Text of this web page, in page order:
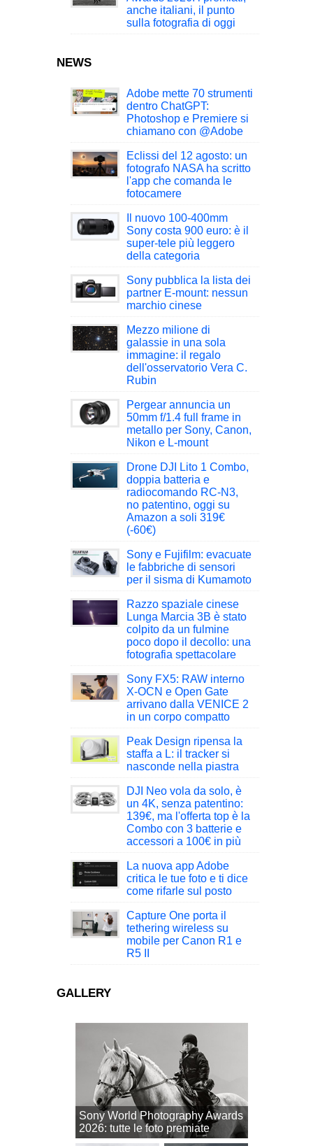
anche italiani, il punto
sulla fotografia di oggi
NEWS
Adobe mette 70 strumenti
dentro ChatGPT:
Photoshop e Premiere si
chiamano con @Adobe
Eclissi del 12 agosto: un
fotografo NASA ha scritto
l'app che comanda le
fotocamere
Il nuovo 100-400mm
Sony costa 900 euro: è il
super-tele più leggero
della categoria
Sony pubblica la lista dei
partner E-mount: nessun
marchio cinese
Mezzo milione di
galassie in una sola
immagine: il regalo
dell'osservatorio Vera C.
Rubin
Pergear annuncia un
50mm f/1.4 full frame in
metallo per Sony, Canon,
Nikon e L-mount
Drone DJI Lito 1 Combo,
doppia batteria e
radiocomando RC-N3,
no patentino, oggi su
Amazon a soli 319€
(-60€)
Sony e Fujifilm: evacuate
le fabbriche di sensori
per il sisma di Kumamoto
Razzo spaziale cinese
Lunga Marcia 3B è stato
colpito da un fulmine
poco dopo il decollo: una
fotografia spettacolare
Sony FX5: RAW interno
X-OCN e Open Gate
arrivano dalla VENICE 2
in un corpo compatto
Peak Design ripensa la
staffa a L: il tracker si
nasconde nella piastra
DJI Neo vola da solo, è
un 4K, senza patentino:
139€, ma l'offerta top è la
Combo con 3 batterie e
accessori a 100€ in più
La nuova app Adobe
critica le tue foto e ti dice
come rifarle sul posto
Capture One porta il
tethering wireless su
mobile per Canon R1 e
R5 II
GALLERY
Sony World Photography Awards
2026: tutte le foto premiate